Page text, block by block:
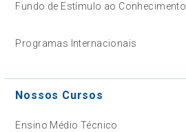
Fundo de Estímulo ao Conhecimento
Programas Internacionais
Nossos Cursos
Ensino Médio Técnico